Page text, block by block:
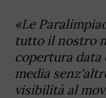
«Le
tutto il nostro
copertura data
media
visibilità al